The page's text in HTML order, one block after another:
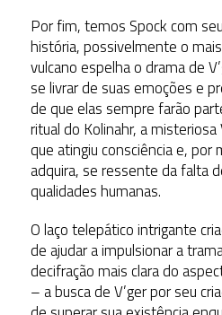
Por fim, temos Spock com
história, possivelmente o
vulcano espelha o drama de
se livrar de suas emoções e
de que elas sempre farão
ritual do Kolinahr, a misteriosa
que atingiu consciência e, por
adquira, se ressente da falta
qualidades humanas.
O laço telepático intrigante
de ajudar a impulsionar a
decifração mais clara do
– a busca de V’ger por seu